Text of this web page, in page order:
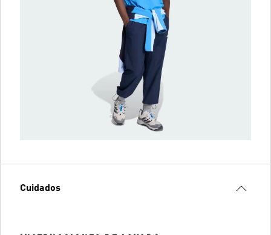
Cuidados